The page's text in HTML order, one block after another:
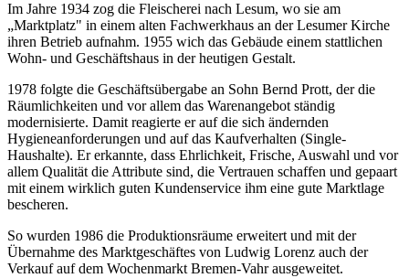
Im Jahre 1934 zog die Fleischerei nach Lesum, wo sie am
„Marktplatz" in einem alten Fachwerkhaus an der Lesumer Kirche
ihren Betrieb aufnahm. 1955 wich das Gebäude einem stattlichen
Wohn- und Geschäftshaus in der heutigen Gestalt.
1978 folgte die Geschäftsübergabe an Sohn Bernd Prott, der die
Räumlichkeiten und vor allem das Warenangebot ständig
modernisierte. Damit reagierte er auf die sich ändernden
Hygieneanforderungen und auf das Kaufverhalten (Single-
Haushalte). Er erkannte, dass Ehrlichkeit, Frische, Auswahl und vor
allem Qualität die Attribute sind, die Vertrauen schaffen und gepaart
mit einem wirklich guten Kundenservice ihm eine gute Marktlage
bescheren.
So wurden 1986 die Produktionsräume erweitert und mit der
Übernahme des Marktgeschäftes von Ludwig Lorenz auch der
Verkauf auf dem Wochenmarkt Bremen-Vahr ausgeweitet.